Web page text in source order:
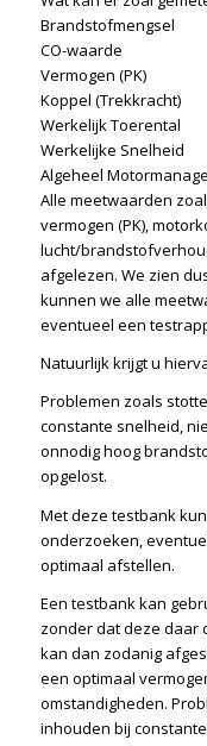
Brandstofmengsel
CO-waarde
Vermogen (PK)
Koppel (Trekkracht)
Werkelijk Toerental
Werkelijke Snelheid
Algeheel
Alle meetwaarden
vermogen (PK),
lucht/
afgelezen. We zien
kunnen we alle
eventueel een
Natuurlijk krijgt u
Problemen zoals
constante snelheid,
onnodig hoog
opgelost.
Met deze testbank
onderzoeken,
optimaal afstellen.
Een testbank kan
zonder dat deze daar
kan dan zodanig
een optimaal
omstandigheden.
inhouden bij